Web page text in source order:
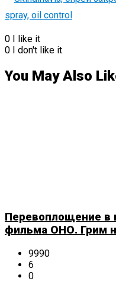
0 I like it
0 I don't like it
You May Also
Перевоплощение в
фильма ОНО. Грим
9990
6
0